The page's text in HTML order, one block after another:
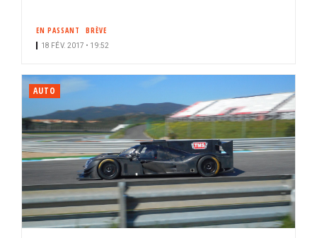
EN PASSANT BRÈVE
18 FÉV. 2017 • 19:52
AUTO